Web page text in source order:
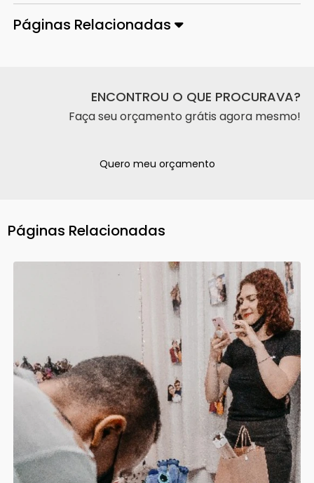
Páginas Relacionadas
ENCONTROU O QUE PROCURAVA?
Faça seu orçamento grátis agora mesmo!
Quero meu orçamento
Páginas Relacionadas